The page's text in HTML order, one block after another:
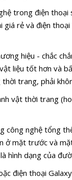
trong điện
rẻ và điện
hiệu - chắc
liệu tốt hơn và
trang, phải
vật thời trang
công nghệ tổng
ở mặt trước và
hình dạng của
điện thoại